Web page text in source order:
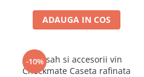
ADAUGA IN COS
-10%
Set sah si accesorii vin
Checkmate Caseta rafinata